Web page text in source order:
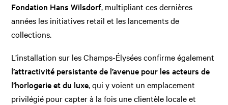
Fondation Hans Wilsdorf, multipliant ces dernières
années les initiatives retail et les lancements de
collections.
L’installation sur les Champs-Élysées confirme également
l’attractivité persistante de l’avenue pour les acteurs de
l’horlogerie et du luxe, qui y voient un emplacement
privilégié pour capter à la fois une clientèle locale et